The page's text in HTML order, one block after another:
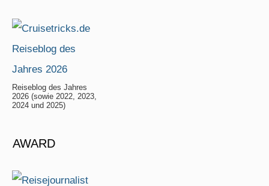
Reiseblog des Jahres
2026 (sowie 2022, 2023,
2024 und 2025)
AWARD